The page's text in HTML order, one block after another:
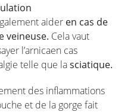
aider en cas de
veineuse. Cela vaut
l’arnicaen cas
telle que lasciatique.
des inflammations
et de la gorge fait